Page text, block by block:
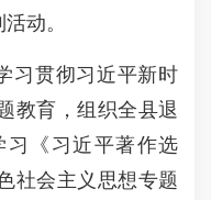
动。
习贯彻习近平新时
教育，组织全县退
《习近平著作选
社会主义思想专题